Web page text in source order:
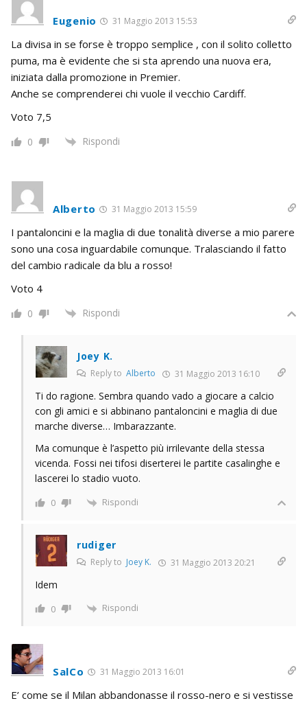
Eugenio 31 Maggio 2013 15:53
La divisa in se forse è troppo semplice , con il solito colletto
puma, ma è evidente che si sta aprendo una nuova era,
iniziata dalla promozione in Premier.
Anche se comprenderei chi vuole il vecchio Cardiff.
Voto 7,5
0 Rispondi
Alberto 31 Maggio 2013 15:59
I pantaloncini e la maglia di due tonalità diverse a mio parere
sono una cosa inguardabile comunque. Tralasciando il fatto
del cambio radicale da blu a rosso!
Voto 4
0 Rispondi
Joey K.
Reply to Alberto 31 Maggio 2013 16:10
Ti do ragione. Sembra quando vado a giocare a calcio
con gli amici e si abbinano pantaloncini e maglia di due
marche diverse… Imbarazzante.
Ma comunque è l’aspetto più irrilevante della stessa
vicenda. Fossi nei tifosi diserterei le partite casalinghe e
lascerei lo stadio vuoto.
0 Rispondi
rudiger
Reply to Joey K. 31 Maggio 2013 20:21
Idem
0 Rispondi
SalCo 31 Maggio 2013 16:01
E’ come se il Milan abbandonasse il rosso-nero e si vestisse